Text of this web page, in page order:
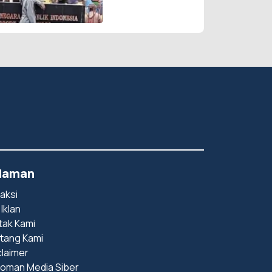
Kami
Kami
Media Siber